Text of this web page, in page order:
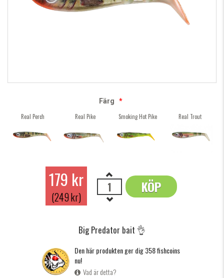
Färg
*
Real Perch
Real Pike Smoking Hot Pike Real Trout
179 kr
(249 kr)
KÖP
OK
Big Predator bait 👌
Den här produkten ger dig 358 fishcoins
nu!
Vad är detta?